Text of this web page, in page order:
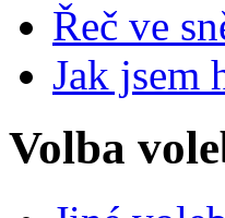
Řeč ve
Jak jsem
Volba